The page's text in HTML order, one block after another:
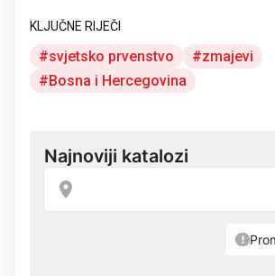
KLJUČNE RIJEČI
svjetsko prvenstvo
zmajevi
Bosna i Hercegovina